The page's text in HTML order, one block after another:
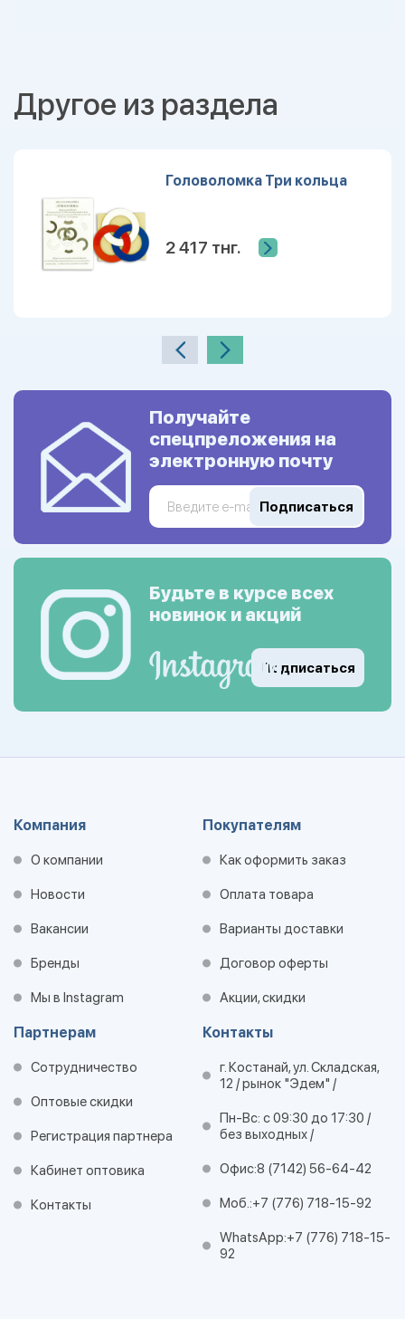
Другое из раздела
Головоломка Три кольца
2 417 тнг.
Получайте
спецпреложения на
электронную почту
Подписаться
Будьте в курсе всех
новинок и акций
Подписаться
Компания
О компании
Новости
Вакансии
Бренды
Мы в Instagram
Покупателям
Как оформить заказ
Оплата товара
Варианты доставки
Договор оферты
Акции, скидки
Партнерам
Сотрудничество
Оптовые скидки
Регистрация партнера
Кабинет оптовика
Контакты
Контакты
г. Костанай, ул. Складская,
12 / рынок "Эдем" /
Пн-Вс: с 09:30 до 17:30 /
без выходных /
Офис:8 (7142) 56-64-42
Моб.:+7 (776) 718-15-92
WhatsApp:+7 (776) 718-15-
92